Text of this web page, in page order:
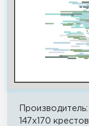
Производитель:
147x170 крестов